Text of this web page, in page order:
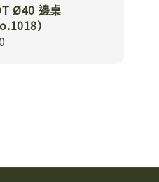
Ø40 邊桌
）